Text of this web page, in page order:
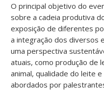
O principal objetivo do
sobre a cadeia produtiva
exposição de diferentes
a integração dos diversos
uma perspectiva
atuais, como produção de
animal, qualidade do leite
abordados por